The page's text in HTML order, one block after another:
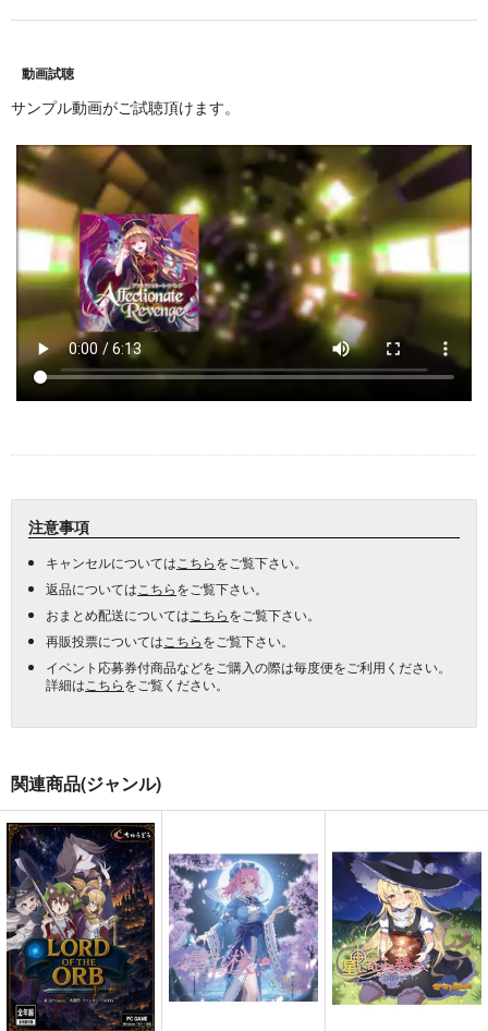
動画試聴
サンプル動画がご試聴頂けます。
注意事項
キャンセルについては こちらをご覧下さい。
返品については こちらをご覧下さい。
おまとめ配送については こちらをご覧下さい。
再販投票については こちらをご覧下さい。
イベント応募券付商品などをご購入の際は毎度便をご利用ください。
詳細は こちらをご覧ください。
関連商品(ジャンル)